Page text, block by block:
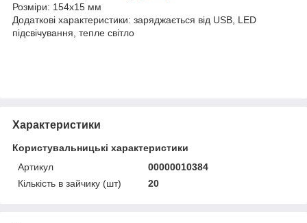
Розміри: 154х15 мм
Додаткові характеристики: заряджається від USB, LED
підсвічування, тепле світло
Характеристики
Користувальницькі характеристики
Артикул
00000010384
Кількість в зайчику (шт)
20